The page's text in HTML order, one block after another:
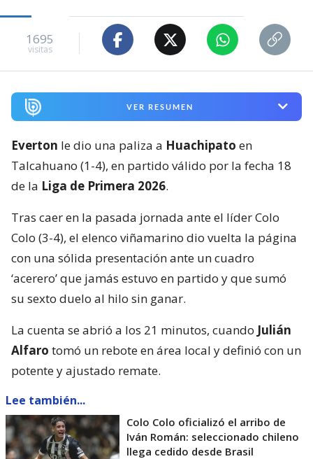
1695
visitas
VER RESUMEN
Everton le dio una paliza a Huachipato en
Talcahuano (1-4), en partido válido por la fecha 18
de la Liga de Primera 2026.
Tras caer en la pasada jornada ante el líder Colo
Colo (3-4), el elenco viñamarino dio vuelta la página
con una sólida presentación ante un cuadro
‘acerero’ que jamás estuvo en partido y que sumó
su sexto duelo al hilo sin ganar.
La cuenta se abrió a los 21 minutos, cuando Julián
Alfaro tomó un rebote en área local y definió con un
potente y ajustado remate.
Lee también...
Colo Colo oficializó el arribo de
Iván Román: seleccionado chileno
llega cedido desde Brasil